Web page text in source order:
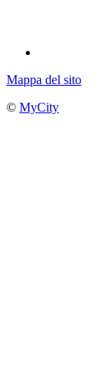
Mappa del sito
© MyCity